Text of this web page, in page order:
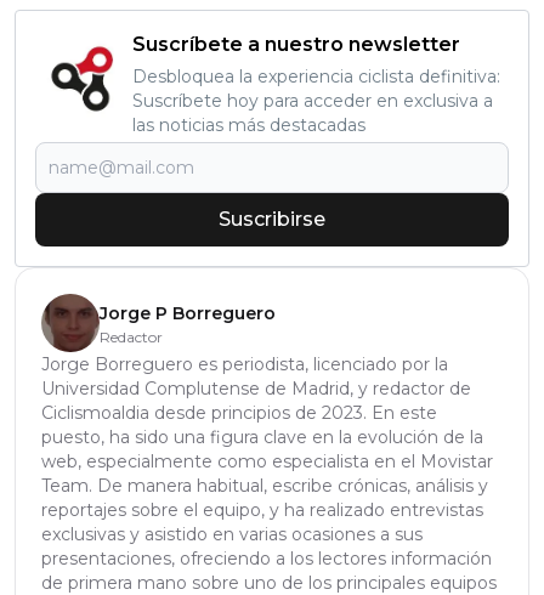
Suscríbete a nuestro newsletter
Desbloquea la experiencia ciclista definitiva:
Suscríbete hoy para acceder en exclusiva a
las noticias más destacadas
Suscribirse
Jorge P Borreguero
Redactor
Jorge Borreguero es periodista, licenciado por la
Universidad Complutense de Madrid, y redactor de
Ciclismoaldia desde principios de 2023. En este
puesto, ha sido una figura clave en la evolución de la
web, especialmente como especialista en el Movistar
Team. De manera habitual, escribe crónicas, análisis y
reportajes sobre el equipo, y ha realizado entrevistas
exclusivas y asistido en varias ocasiones a sus
presentaciones, ofreciendo a los lectores información
de primera mano sobre uno de los principales equipos